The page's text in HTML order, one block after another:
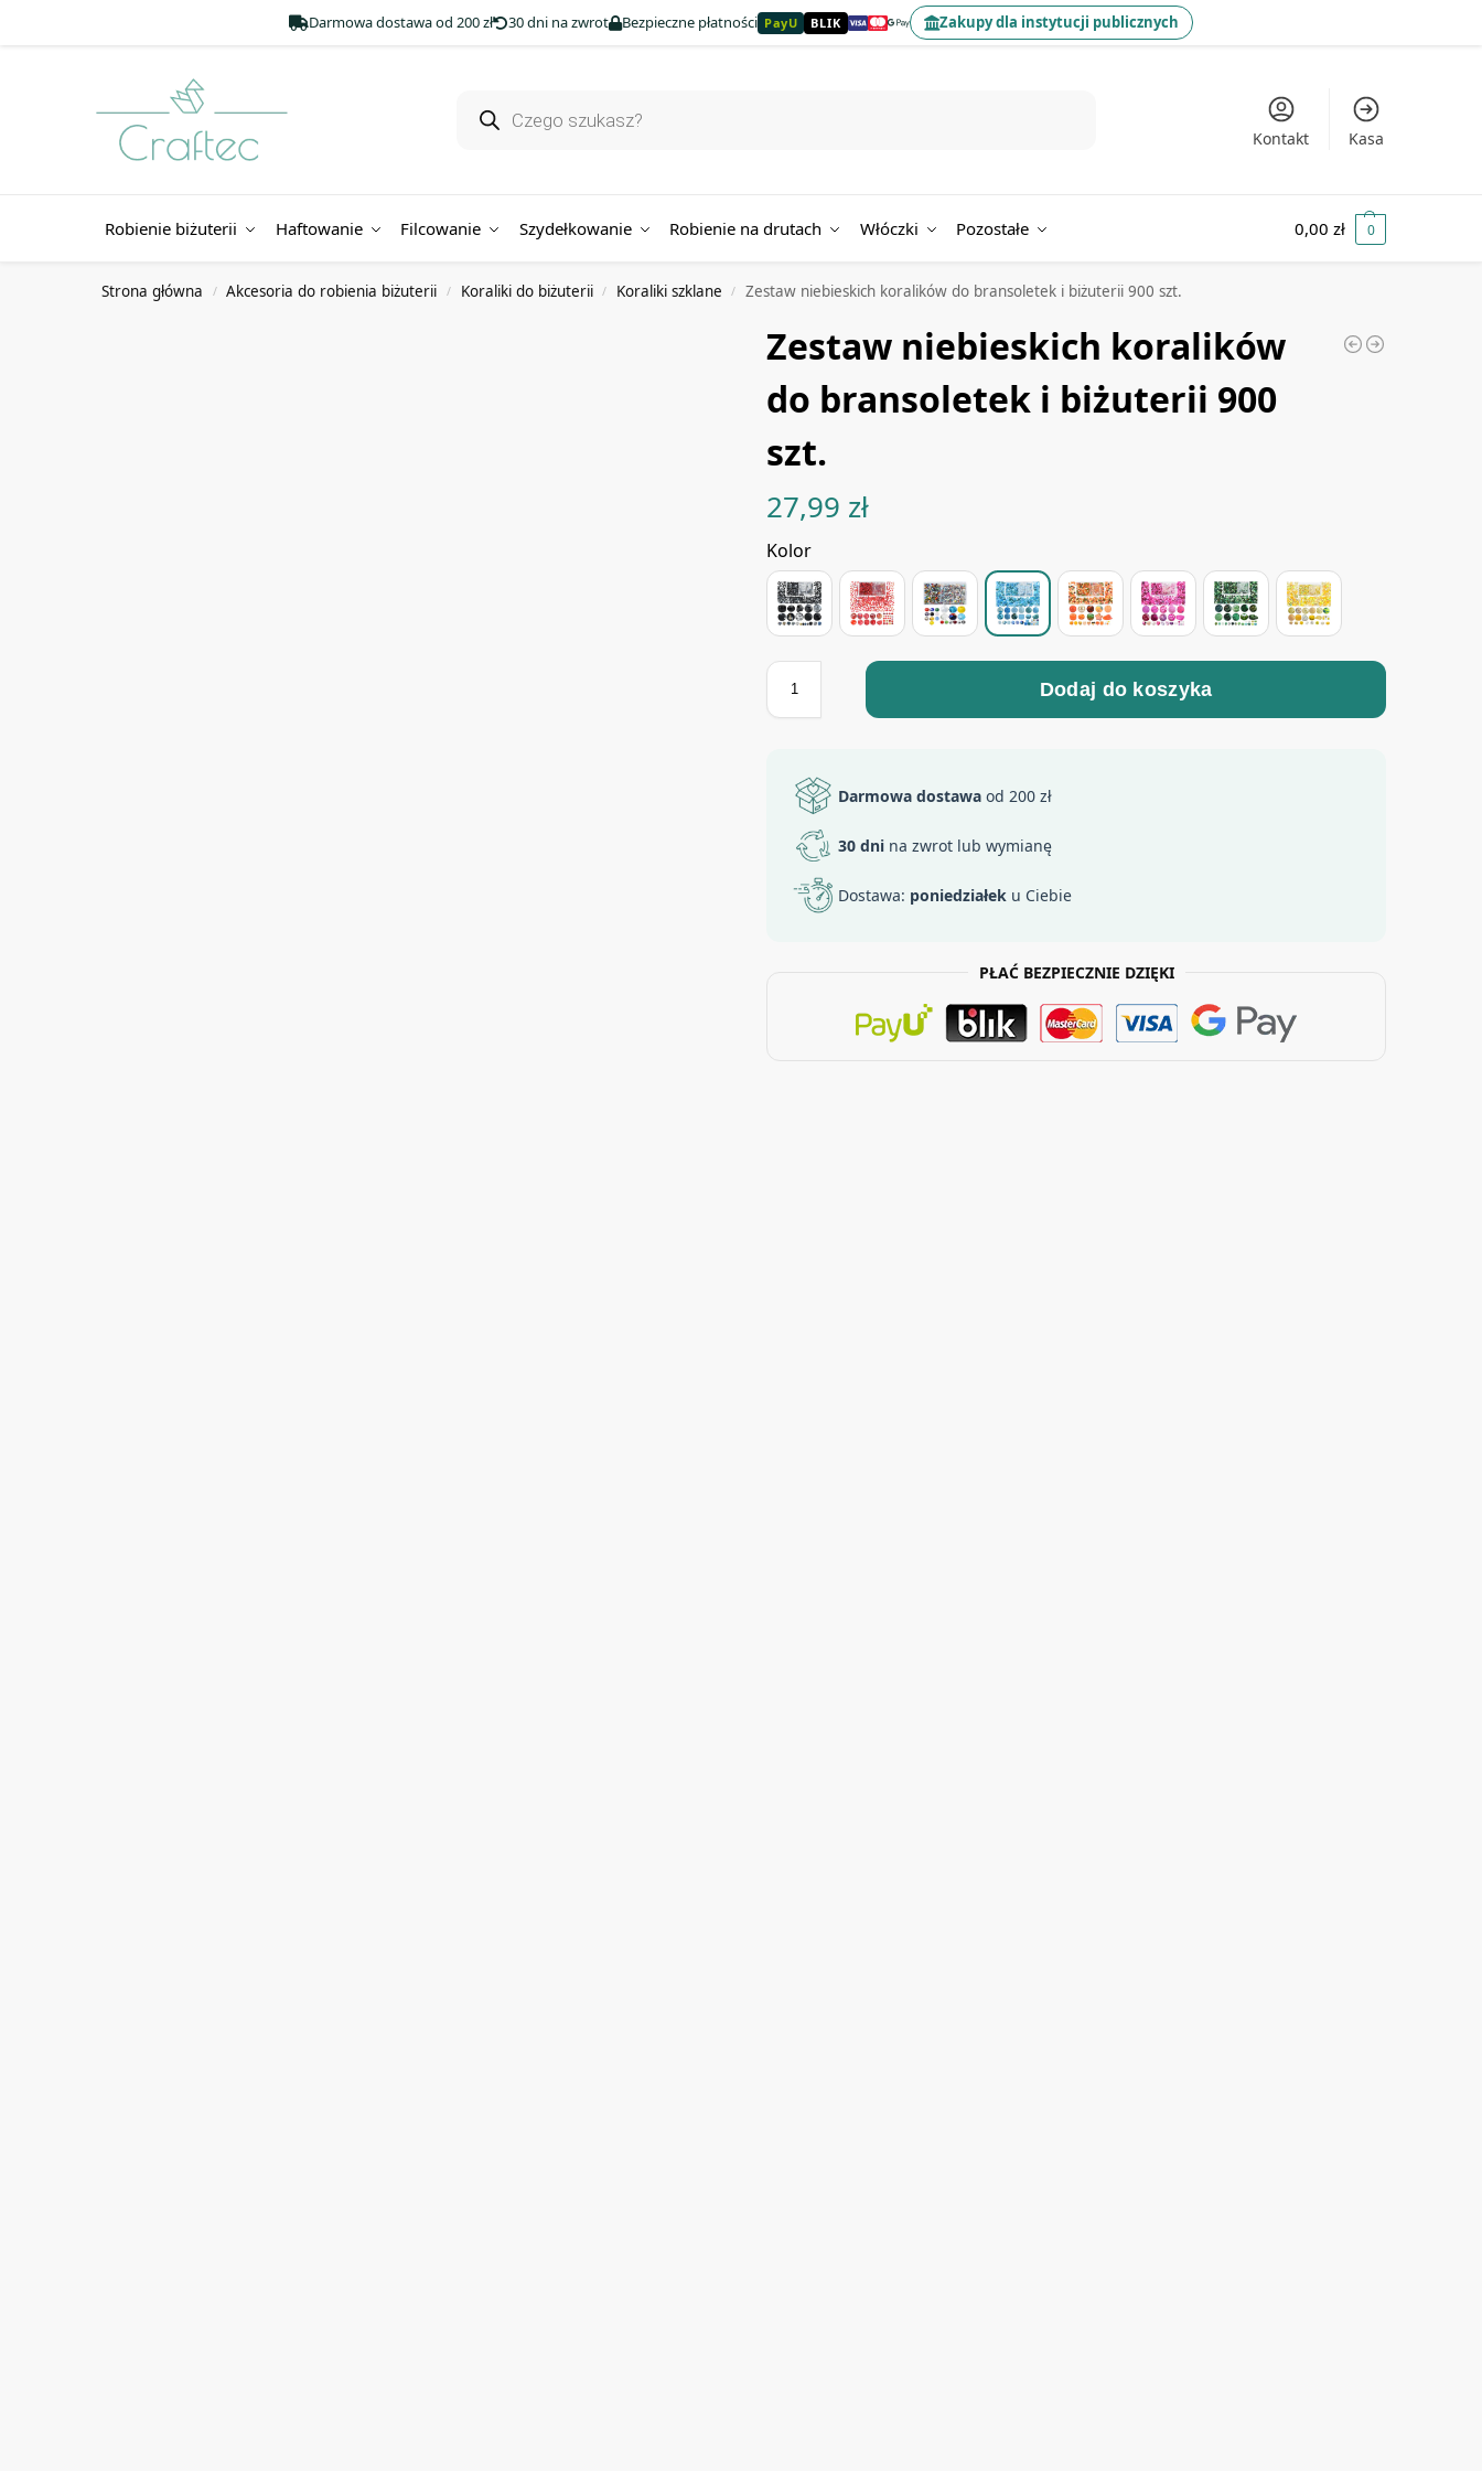
Darmowa dostawa od 200 zł 30 dni na zwrot Bezpieczne płatności PayU BLIK Zakupy dla instytucji publicznych
Kontakt Kasa
Robienie biżuterii Haftowanie Filcowanie Szydełkowanie Robienie na drutach Włóczki Pozostałe 0,00 zł 0
Strona główna / Akcesoria do robienia biżuterii / Koraliki do biżuterii / Koraliki szklane / Zestaw niebieskich koralików do bransoletek i biżuterii 900 szt.
Zestaw niebieskich koralików
do bransoletek i biżuterii 900
szt.
27,99 zł
Kolor
Dodaj do koszyka
Darmowa dostawa od 200 zł
30 dni na zwrot lub wymianę
Dostawa: poniedziałek u Ciebie
PŁAĆ BEZPIECZNIE DZIĘKI